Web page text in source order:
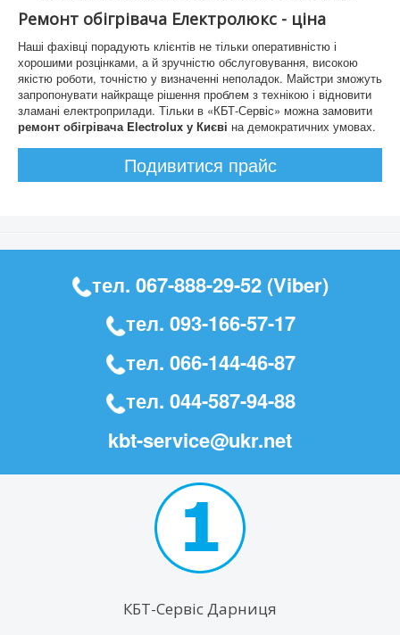
Ремонт обігрівача Електролюкс - ціна
Наші фахівці порадують клієнтів не тільки оперативністю і
хорошими розцінками, а й зручністю обслуговування, високою
якістю роботи, точністю у визначенні неполадок. Майстри зможуть
запропонувати найкраще рішення проблем з технікою і відновити
зламані електроприлади. Тільки в «КБТ-Сервіс» можна замовити
ремонт обігрівача Electrolux у Києві на демократичних умовах.
Подивитися прайс
тел. 067-888-29-52 (Viber)
тел. 093-166-57-17
тел. 066-144-46-87
тел. 044-587-94-88
kbt-service@ukr.net
КБТ-Сервіс Дарниця